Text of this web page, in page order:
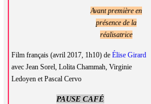
Avant première en
présence de la
réalisatrice
Film français (avril 2017, 1h10) deÉlise Girard
avec Jean Sorel, Lolita Chammah, Virginie
Ledoyen et Pascal Cervo
PAUSE CAFÉ